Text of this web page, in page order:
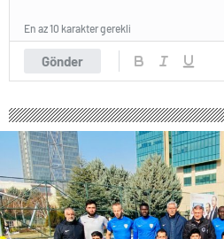
Gönder
En az 10 karakter gerekli